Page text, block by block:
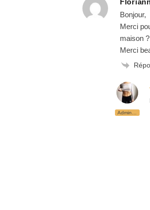
Bonjour,
Merci
maison ?
Merci
Administrateur